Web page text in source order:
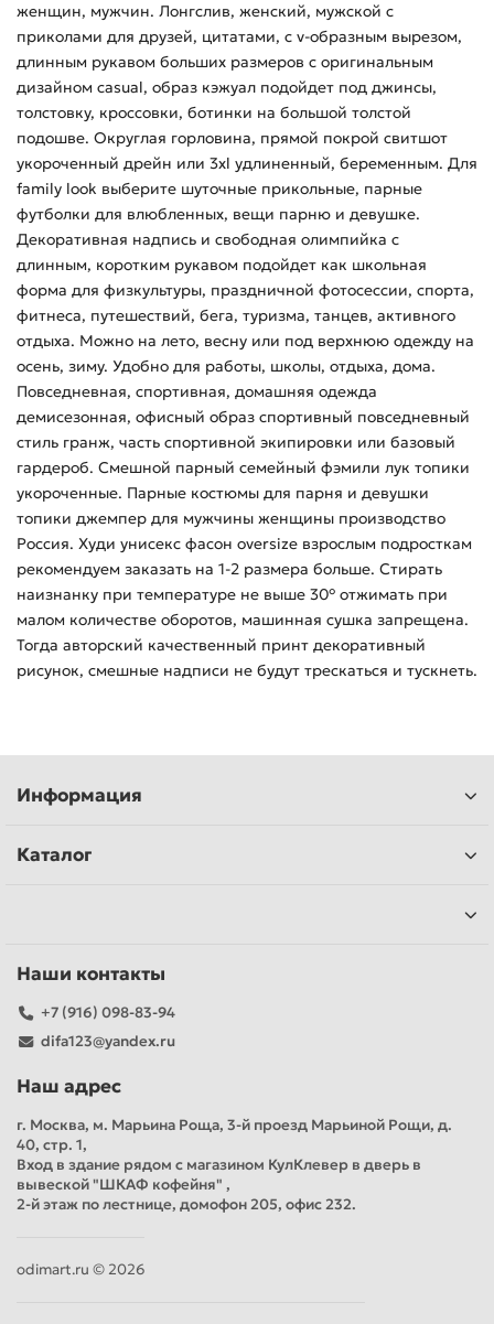
женщин, мужчин. Лонгслив, женский, мужской с
приколами для друзей, цитатами, с v-образным вырезом,
длинным рукавом больших размеров с оригинальным
дизайном casual, образ кэжуал подойдет под джинсы,
толстовку, кроссовки, ботинки на большой толстой
подошве. Округлая горловина, прямой покрой свитшот
укороченный дрейн или 3xl удлиненный, беременным. Для
family look выберите шуточные прикольные, парные
футболки для влюбленных, вещи парню и девушке.
Декоративная надпись и свободная олимпийка с
длинным, коротким рукавом подойдет как школьная
форма для физкультуры, праздничной фотосессии, спорта,
фитнеса, путешествий, бега, туризма, танцев, активного
отдыха. Можно на лето, весну или под верхнюю одежду на
осень, зиму. Удобно для работы, школы, отдыха, дома.
Повседневная, спортивная, домашняя одежда
демисезонная, офисный образ спортивный повседневный
стиль гранж, часть спортивной экипировки или базовый
гардероб. Смешной парный семейный фэмили лук топики
укороченные. Парные костюмы для парня и девушки
топики джемпер для мужчины женщины производство
Россия. Худи унисекс фасон oversize взрослым подросткам
рекомендуем заказать на 1-2 размера больше. Стирать
наизнанку при температуре не выше 30° отжимать при
малом количестве оборотов, машинная сушка запрещена.
Тогда авторский качественный принт декоративный
рисунок, смешные надписи не будут трескаться и тускнеть.
Информация
Каталог
Наши контакты
+7 (916) 098-83-94
difa123@yandex.ru
Наш адрес
г. Москва, м. Марьина Роща, 3-й проезд Марьиной Рощи, д.
40, стр. 1,
Вход в здание рядом с магазином КулКлевер в дверь в
вывеской "ШКАФ кофейня" ,
2-й этаж по лестнице, домофон 205, офис 232.
odimart.ru © 2026